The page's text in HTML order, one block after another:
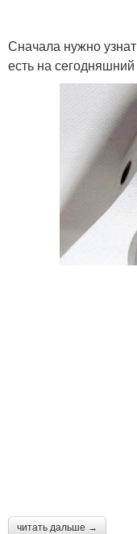
Сначала нужно
есть на
читать дальше →